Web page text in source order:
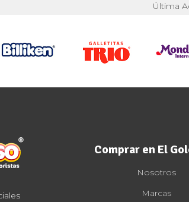
Última
Comprar en El
Nosotros
Marcas